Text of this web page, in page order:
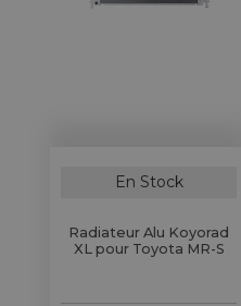
En Stock
Radiateur Alu Koyorad
XL pour Toyota MR-S